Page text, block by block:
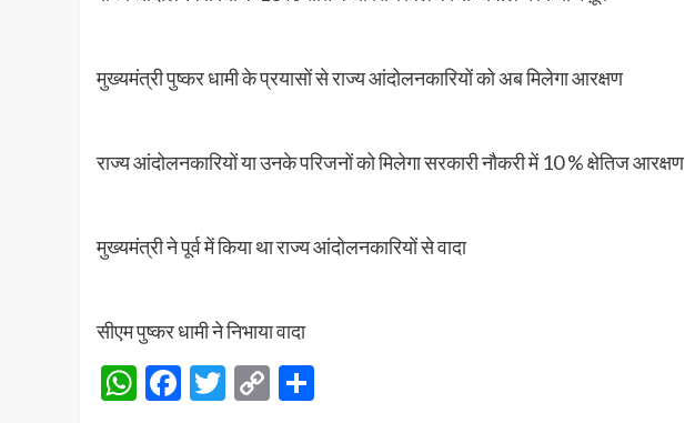
मुख्यमंत्री पुष्कर धामी के प्रयासों से राज्य आंदोलनकारियों को अब मिलेगा आरक्षण
राज्य आंदोलनकारियों या उनके परिजनों को मिलेगा सरकारी नौकरी में 10 % क्षेतिज आरक्षण
मुख्यमंत्री ने पूर्व में किया था राज्य आंदोलनकारियों से वादा
सीएम पुष्कर धामी ने निभाया वादा
WhatsApp
Facebook
Twitter
Copy